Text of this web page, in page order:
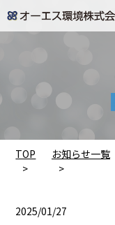
TOP お知らせ一覧
2025/01/27